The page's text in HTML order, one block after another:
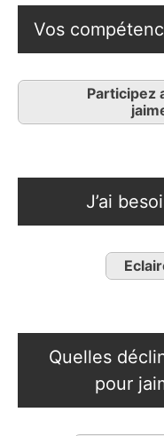
Vos
Participez
J’ai
Quelles
pour